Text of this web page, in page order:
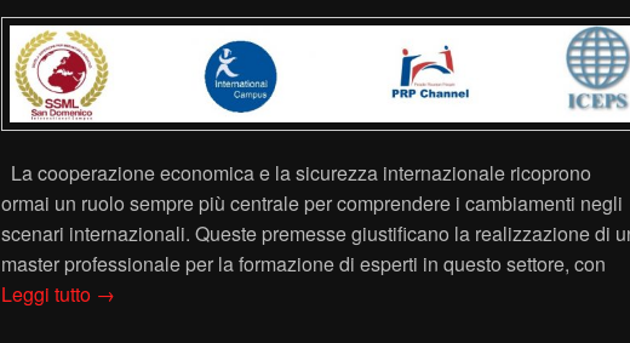
La cooperazione economica e la sicurezza internazionale ricoprono
ormai un ruolo sempre più centrale per comprendere i cambiamenti negli
scenari internazionali. Queste premesse giustificano la realizzazione di
master professionale per la formazione di esperti in questo settore, con
Leggi tutto MASTER PROFESSIONALE IN COOPERAZIONE
→